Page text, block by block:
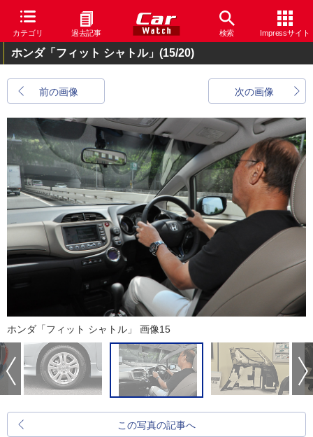
カテゴリ 過去記事 検索 Impressサイト
ホンダ「フィット シャトル」 (15/20)
前の画像 次の画像
ホンダ「フィット シャトル」 画像15
この写真の記事へ